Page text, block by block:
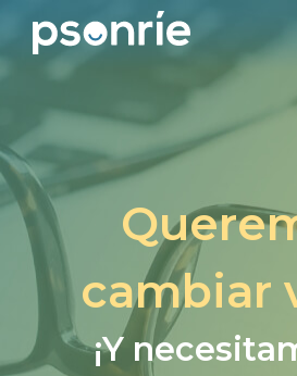
cambiar
¡Y